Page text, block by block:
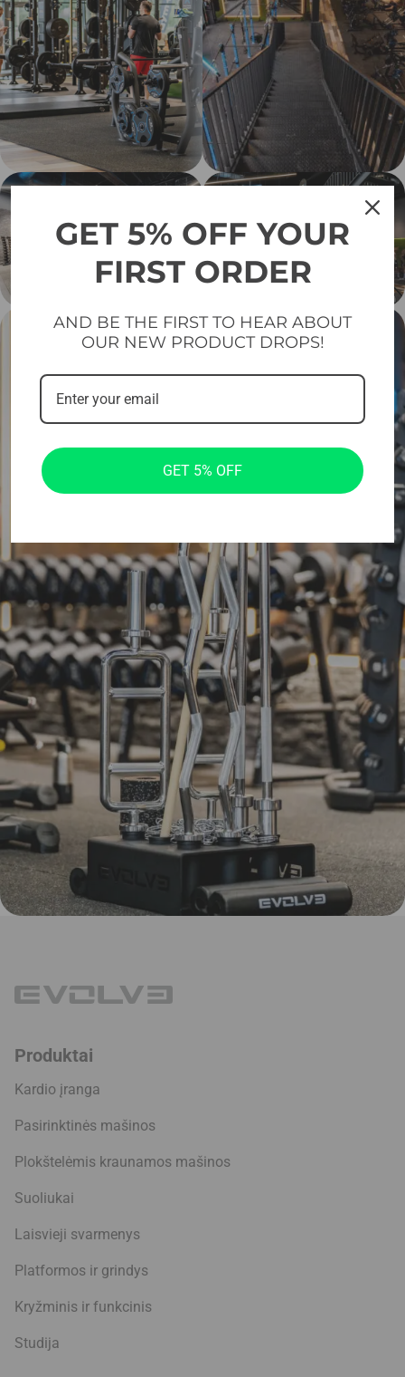
Produktai
Kardio įranga
Pasirinktinės mašinos
Plokštelėmis kraunamos mašinos
Suoliukai
Laisvieji svarmenys
Platformos ir grindys
Kryžminis ir funkcinis
Studija
GET 5% OFF YOUR
FIRST ORDER
AND BE THE FIRST TO HEAR ABOUT
OUR NEW PRODUCT DROPS!
GET 5% OFF